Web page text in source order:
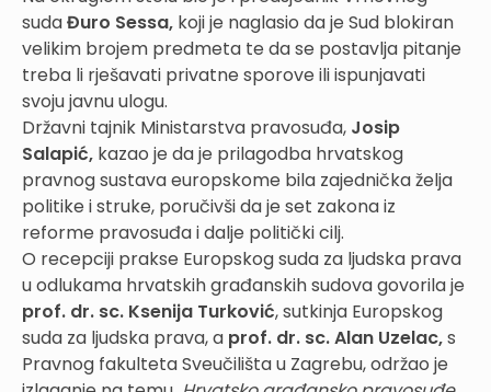
sudaĐuro Sessa, koji je naglasio da je Sud blokiran
velikim brojem predmeta te da se postavlja pitanje
treba li rješavati privatne sporove ili ispunjavati
svoju javnu ulogu.
Državni tajnik Ministarstva pravosuđa, Josip
Salapić, kazao je da je prilagodba hrvatskog
pravnog sustava europskome bila zajednička želja
politike i struke, poručivši da je set zakona iz
reforme pravosuđa i dalje politički cilj.
O recepciji prakse Europskog suda za ljudska prava
u odlukama hrvatskih građanskih sudova govorila je
prof. dr. sc. Ksenija Turković, sutkinja Europskog
suda za ljudska prava, a prof. dr. sc. Alan Uzelac,s
Pravnog fakulteta Sveučilišta u Zagrebu, održao je